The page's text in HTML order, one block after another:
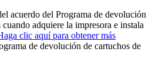
acuerdo del Programa de devolución
adquiere la impresora e instala
clic aquí para obtener más
de devolución de cartuchos de